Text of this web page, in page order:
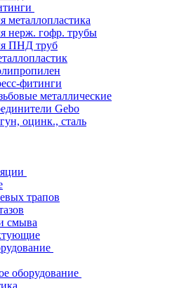
металлопластика
нерж. гофр. трубы
ПНД труб
фитинги
металлические
Gebo
оцинк., сталь
трапов
смыва
оборудование